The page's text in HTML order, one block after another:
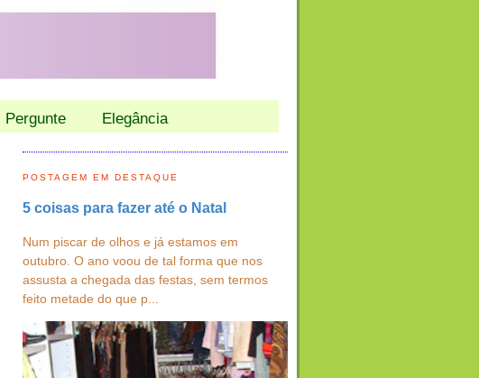
Pergunte Elegância
POSTAGEM EM DESTAQUE
5 coisas para fazer até o Natal
Num piscar de olhos e já estamos em
outubro. O ano voou de tal forma que nos
assusta a chegada das festas, sem termos
feito metade do que p...